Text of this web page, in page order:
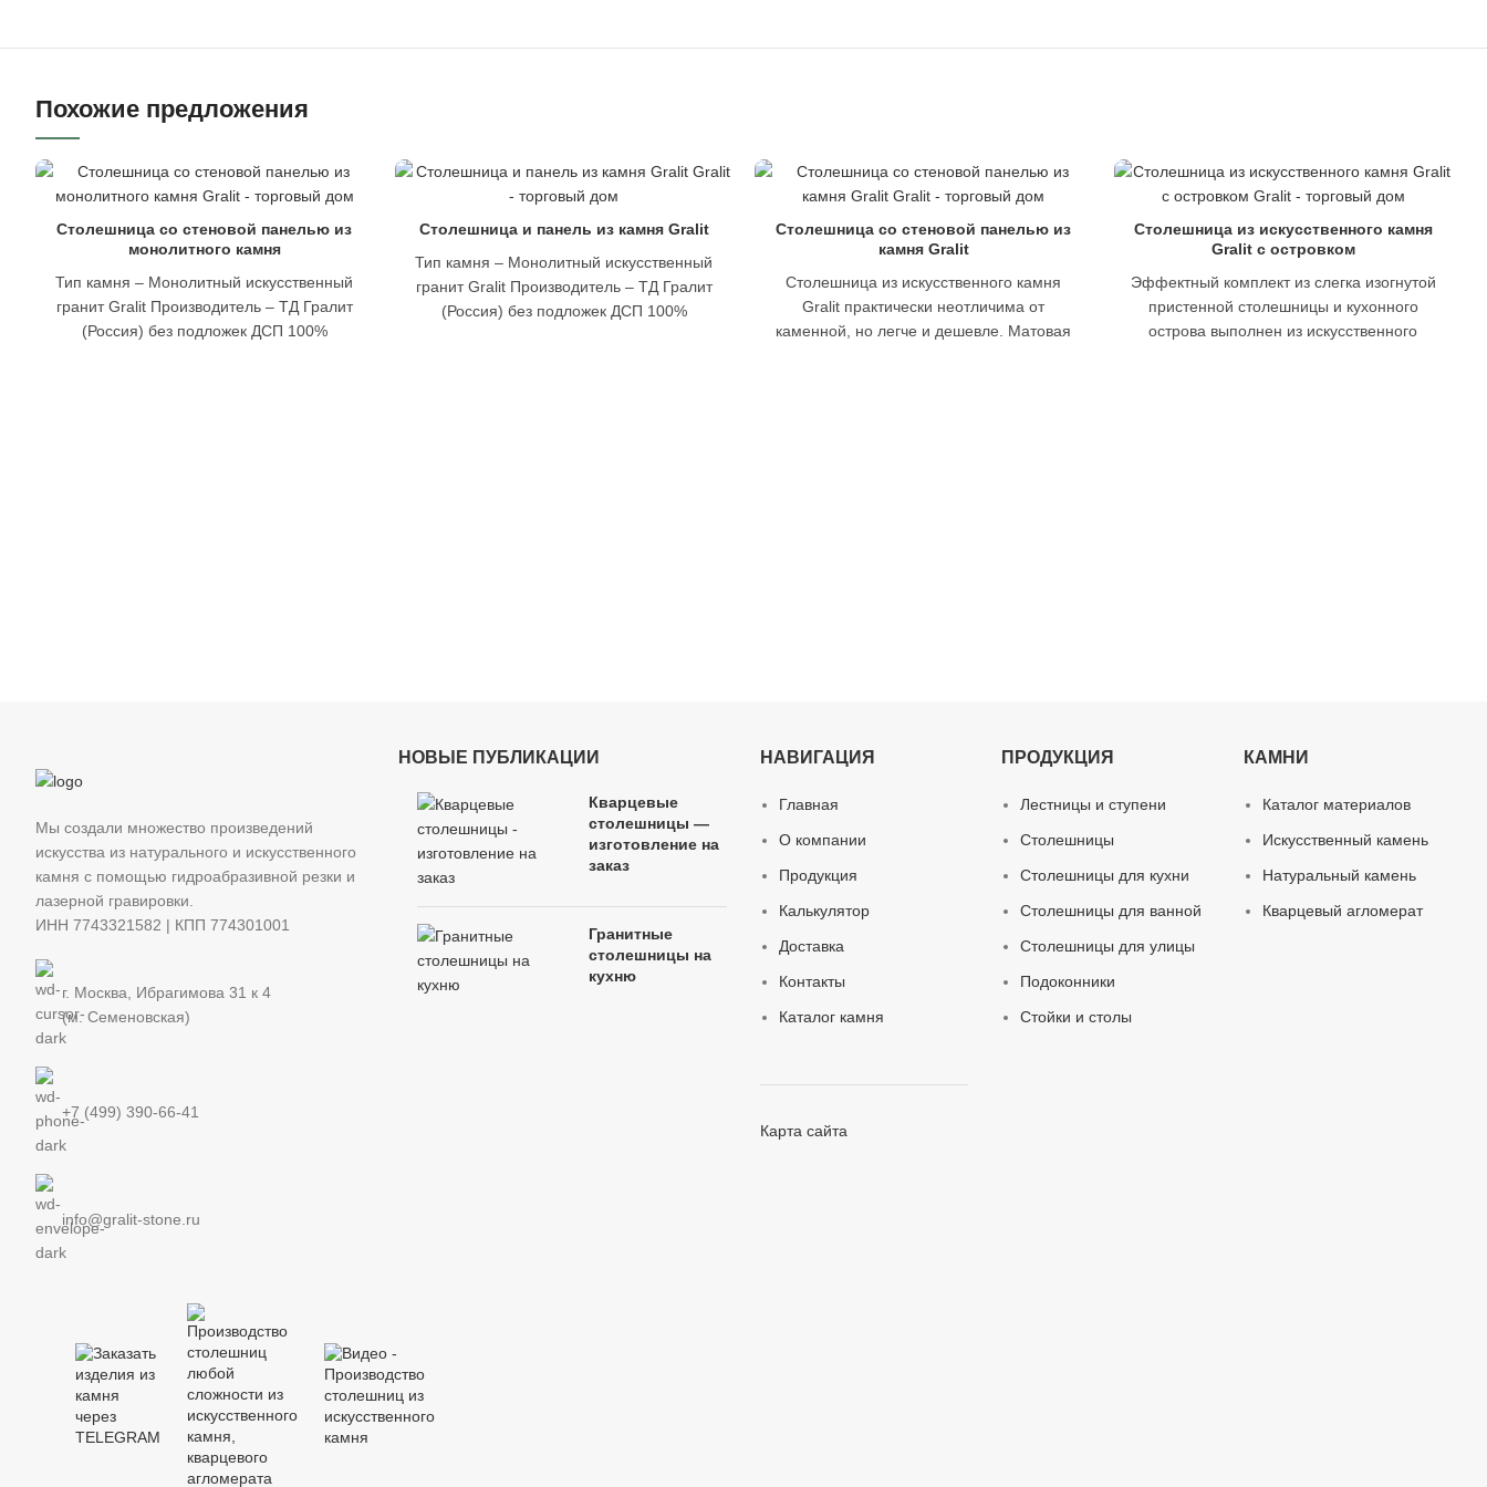
Похожие предложения
Столешница со стеновой панелью из
монолитного камня
Тип камня – Монолитный искусственный
гранит Gralit Производитель – ТД Гралит
(Россия) без подложек ДСП 100%
Столешница и панель из камня Gralit
Тип камня – Монолитный искусственный
гранит Gralit Производитель – ТД Гралит
(Россия) без подложек ДСП 100%
Столешница со стеновой панелью из
камня Gralit
Столешница из искусственного камня
Gralit практически неотличима от
каменной, но легче и дешевле. Матовая
Столешница из искусственного камня
Gralit с островком
Эффектный комплект из слегка изогнутой
пристенной столешницы и кухонного
острова выполнен из искусственного
Мы создали множество произведений
искусства из натурального и искусственного
камня с помощью гидроабразивной резки и
лазерной гравировки.
ИНН 7743321582 | КПП 774301001
г. Москва, Ибрагимова 31 к 4
(м. Семеновская)
+7 (499) 390-66-41
info@gralit-stone.ru
НОВЫЕ ПУБЛИКАЦИИ
Кварцевые
столешницы —
изготовление на
заказ
Гранитные
столешницы на
кухню
НАВИГАЦИЯ
Главная
О компании
Продукция
Калькулятор
Доставка
Контакты
Каталог камня
Карта сайта
ПРОДУКЦИЯ
Лестницы и ступени
Столешницы
Столешницы для кухни
Столешницы для ванной
Столешницы для улицы
Подоконники
Стойки и столы
КАМНИ
Каталог материалов
Искусственный камень
Натуральный камень
Кварцевый агломерат